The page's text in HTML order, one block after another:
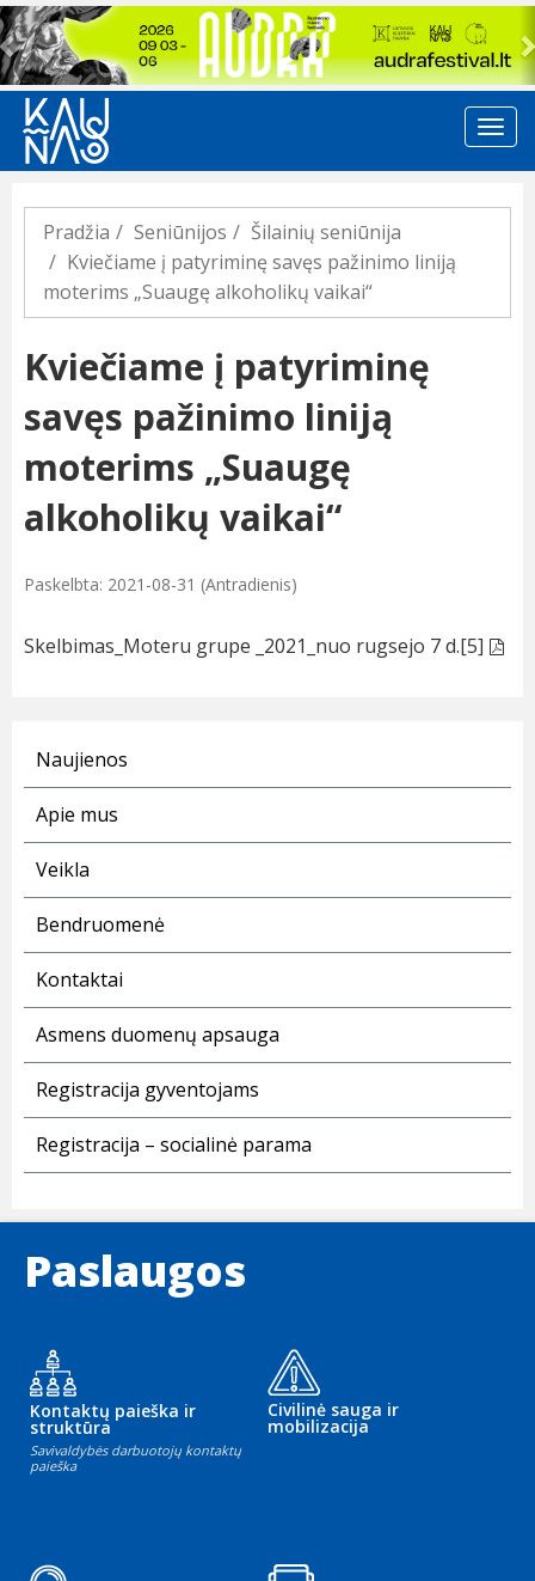
Previous
Pradžia Seniūnijos
Šilainių seniūnija
Kviečiame į patyriminę savęs pažinimo liniją
moterims „Suaugę alkoholikų vaikai“
Kviečiame į patyriminę
savęs pažinimo liniją
moterims „Suaugę
alkoholikų vaikai“
Paskelbta: 2021-08-31 (Antradienis)
Skelbimas_Moteru grupe _2021_nuo rugsejo 7 d.[5]
Naujienos
Apie mus
Veikla
Bendruomenė
Kontaktai
Asmens duomenų apsauga
Registracija gyventojams
Registracija – socialinė parama
Paslaugos
Kontaktų paieška ir
struktūra
Savivaldybės darbuotojų kontaktų
paieška
Civilinė sauga ir
mobilizacija